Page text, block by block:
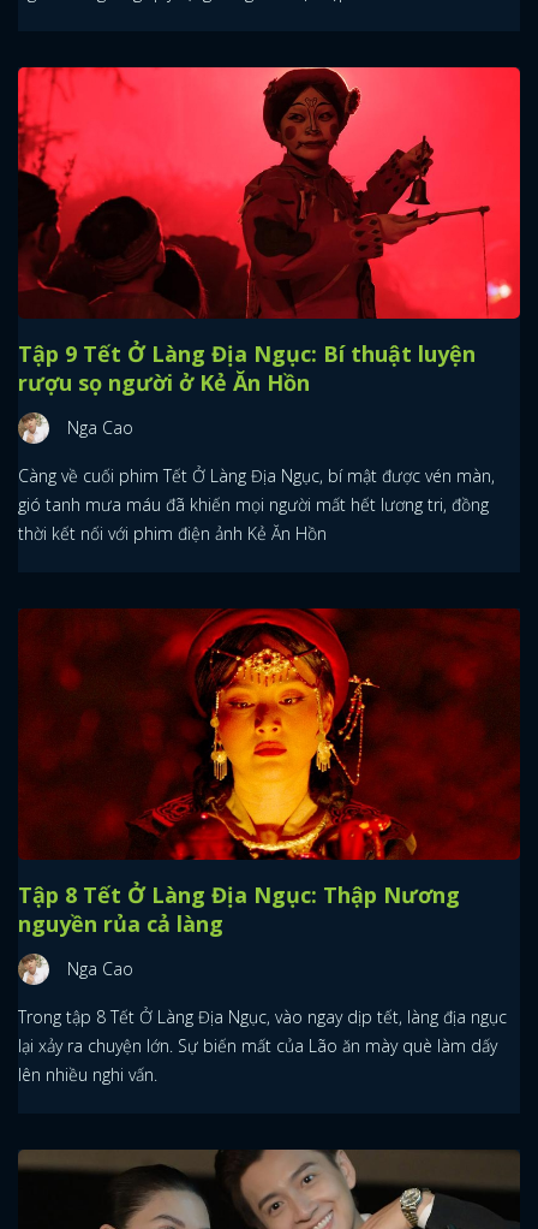
Tập 9 Tết Ở Làng Địa Ngục: Bí thuật luyện
rượu sọ người ở Kẻ Ăn Hồn
Nga Cao
Càng về cuối phim Tết Ở Làng Địa Ngục, bí mật được vén màn,
gió tanh mưa máu đã khiến mọi người mất hết lương tri, đồng
thời kết nối với phim điện ảnh Kẻ Ăn Hồn
Tập 8 Tết Ở Làng Địa Ngục: Thập Nương
nguyền rủa cả làng
Nga Cao
Trong tập 8 Tết Ở Làng Địa Ngục, vào ngay dịp tết, làng địa ngục
lại xảy ra chuyện lớn. Sự biến mất của Lão ăn mày què làm dấy
lên nhiều nghi vấn.